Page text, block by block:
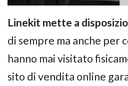
Linekit mette a
di sempre ma anche per
hanno mai visitato
sito di vendita online